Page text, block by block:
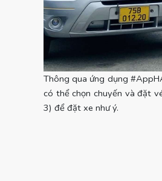
Thông qua ứng dụng
có thể chọn chuyến và đặt
3) để đặt xe như ý.